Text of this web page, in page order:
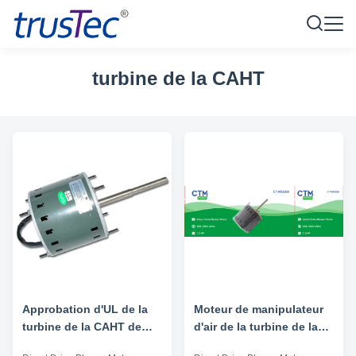
turbine de la CAHT
Approbation d'UL de la
turbine de la CAHT de
Moteur de manipulateur
d'air de la turbine de la